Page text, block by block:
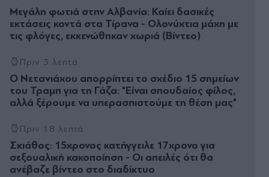
Μεγάλη φωτιά στην Αλβανία: Καίει δασικές
εκτάσεις κοντά στα Τίρανα - Ολονύχτια μάχη με
τις φλόγες, εκκενώθηκαν χωριά (Βίντεο)
Πριν 3 λεπτά
Ο Νετανιάχου απορρίπτει το σχέδιο 15 σημείων
του Τραμπ για τη Γάζα: "Είναι σπουδαίος φίλος,
αλλά ξέρουμε να υπερασπιστούμε τη θέση μας"
Πριν 18 λεπτά
Σκιάθος: 15χρονος κατήγγειλε 17χρονο για
σεξουαλική κακοποίηση - Οι απειλές ότι θα
ανέβαζε βίντεο στο διαδίκτυο